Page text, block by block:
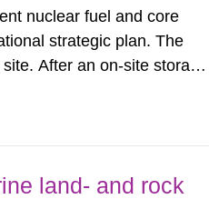
nuclear fuel and core
strategic plan. The
After an on-site storage
land- and rock